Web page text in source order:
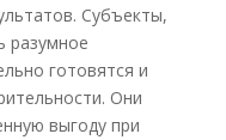
Субъекты,
разумное
готовятся и
Они
выгоду при